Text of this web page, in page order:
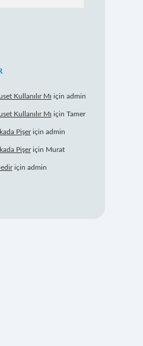
Kullanılır Mı için admin
Kullanılır Mı için Tamer
Pişeriçin admin
Pişeriçin Murat
için admin